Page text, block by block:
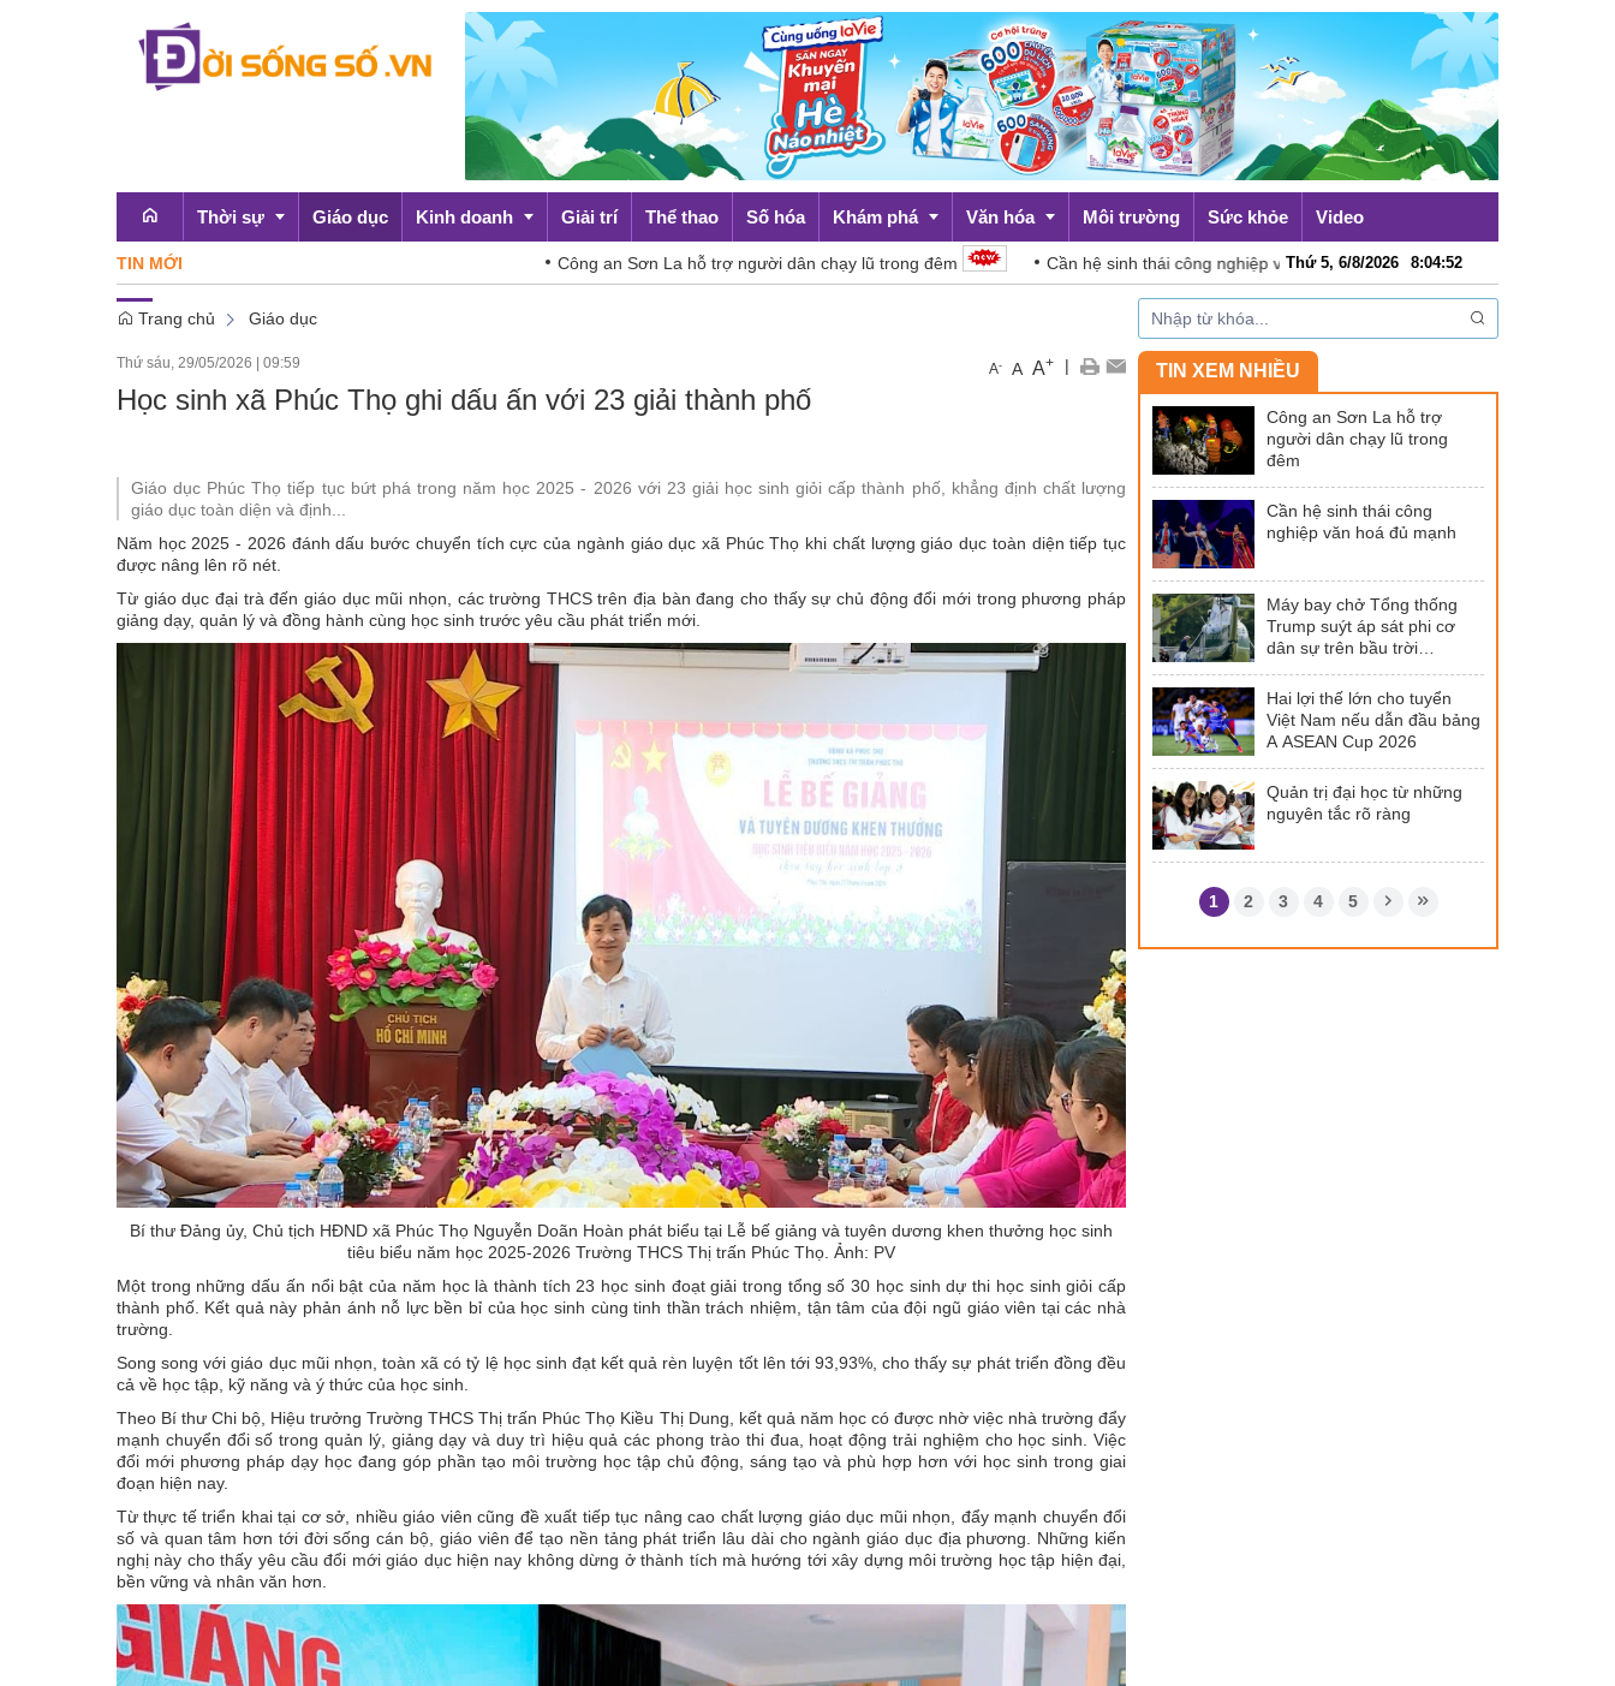
Thời sự
Emagazine
Giáo dục Kinh doanh Giải trí Thể thao Số hóa Khám phá Văn hóa Môi trường Sức khỏe Video
TIN MỚI Công an Sơn La hỗ trợ người dân chạy lũ trong đêm Cần hệ sinh thái công nghiệp văn hoá đủ mạnh Máy bay chở Tổng
Thứ 5, 6/8/2026 8:04:53
Trang chủ Giáo dục
Thứ sáu, 29/05/2026 09:59 A- A A+ |
Học sinh xã Phúc Thọ ghi dấu ấn với 23 giải thành phố
Giáo dục Phúc Thọ tiếp tục bứt phá trong năm học 2025 - 2026 với 23 giải học sinh giỏi cấp thành phố, khẳng định chất lượng
giáo dục toàn diện và định...
Năm học 2025 - 2026 đánh dấu bước chuyển tích cực của ngành giáo dục xã Phúc Thọ khi chất lượng giáo dục toàn diện tiếp tục
được nâng lên rõ nét.
Từ giáo dục đại trà đến giáo dục mũi nhọn, các trường THCS trên địa bàn đang cho thấy sự chủ động đổi mới trong phương pháp
giảng dạy, quản lý và đồng hành cùng học sinh trước yêu cầu phát triển mới.
Bí thư Đảng ủy, Chủ tịch HĐND xã Phúc Thọ Nguyễn Doãn Hoàn phát biểu tại Lễ bế giảng và tuyên dương khen thưởng học sinh
tiêu biểu năm học 2025-2026 Trường THCS Thị trấn Phúc Thọ. Ảnh: PV
Một trong những dấu ấn nổi bật của năm học là thành tích 23 học sinh đoạt giải trong tổng số 30 học sinh dự thi học sinh giỏi cấp
thành phố. Kết quả này phản ánh nỗ lực bền bỉ của học sinh cùng tinh thần trách nhiệm, tận tâm của đội ngũ giáo viên tại các nhà
trường.
Song song với giáo dục mũi nhọn, toàn xã có tỷ lệ học sinh đạt kết quả rèn luyện tốt lên tới 93,93%, cho thấy sự phát triển đồng đều
cả về học tập, kỹ năng và ý thức của học sinh.
Theo Bí thư Chi bộ, Hiệu trưởng Trường THCS Thị trấn Phúc Thọ Kiều Thị Dung, kết quả năm học có được nhờ việc nhà trường đẩy
mạnh chuyển đổi số trong quản lý, giảng dạy và duy trì hiệu quả các phong trào thi đua, hoạt động trải nghiệm cho học sinh. Việc
đổi mới phương pháp dạy học đang góp phần tạo môi trường học tập chủ động, sáng tạo và phù hợp hơn với học sinh trong giai
đoạn hiện nay.
Từ thực tế triển khai tại cơ sở, nhiều giáo viên cũng đề xuất tiếp tục nâng cao chất lượng giáo dục mũi nhọn, đẩy mạnh chuyển đổi
số và quan tâm hơn tới đời sống cán bộ, giáo viên để tạo nền tảng phát triển lâu dài cho ngành giáo dục địa phương. Những kiến
nghị này cho thấy yêu cầu đổi mới giáo dục hiện nay không dừng ở thành tích mà hướng tới xây dựng môi trường học tập hiện đại,
bền vững và nhân văn hơn.
TIN XEM NHIỀU
Công an Sơn La hỗ trợ
người dân chạy lũ trong
đêm
Cần hệ sinh thái công
nghiệp văn hoá đủ mạnh
Máy bay chở Tổng thống
Trump suýt áp sát phi cơ
dân sự trên bầu trời
Hai lợi thế lớn cho tuyển
Việt Nam nếu dẫn đầu bảng
A ASEAN Cup 2026
Quản trị đại học từ những
nguyên tắc rõ ràng
1 2 3 4 5